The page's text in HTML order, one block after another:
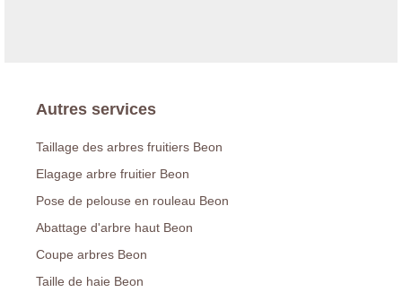
Autres services
Taillage des arbres fruitiers Beon
Elagage arbre fruitier Beon
Pose de pelouse en rouleau Beon
Abattage d'arbre haut Beon
Coupe arbres Beon
Taille de haie Beon